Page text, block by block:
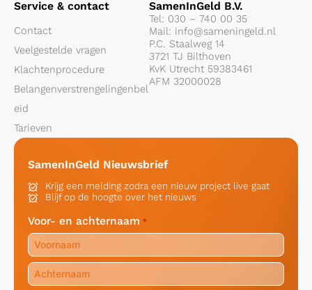
Service & contact
Contact
Veelgestelde vragen
Klachtenprocedure
Belangenverstrengelingenbel
eid
Tarieven
SamenInGeld B.V.
Tel: 030 – 740 00 35
Mail: info@sameningeld.nl
P.C. Staalweg 14
3721 TJ Bilthoven
KvK Utrecht 59383461
AFM 32000028
SamenInGeld Nieuwsbrief
Krijg een melding zodra een nieuw project live gaat
Blijf op de hoogte over het nieuws
Voor- en achternaam *
Voornaam
Achternaam